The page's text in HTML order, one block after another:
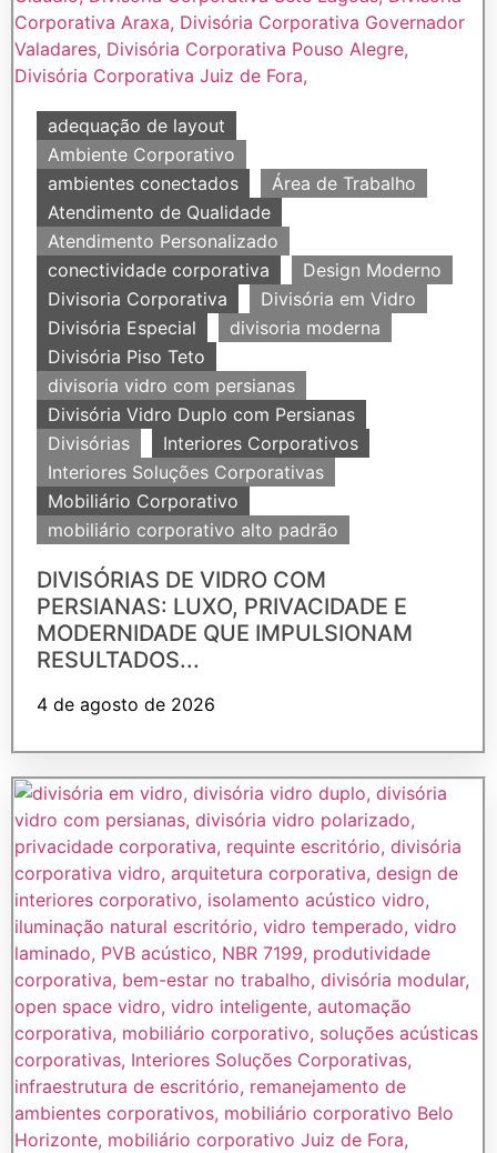
adequação de layout
Ambiente Corporativo
ambientes conectados
Área de Trabalho
Atendimento de Qualidade
Atendimento Personalizado
conectividade corporativa
Design Moderno
Divisoria Corporativa
Divisória em Vidro
Divisória Especial
divisoria moderna
Divisória Piso Teto
divisoria vidro com persianas
Divisória Vidro Duplo com Persianas
Divisórias
Interiores Corporativos
Interiores Soluções Corporativas
Mobiliário Corporativo
mobiliário corporativo alto padrão
DIVISÓRIAS DE VIDRO COM
PERSIANAS: LUXO, PRIVACIDADE E
MODERNIDADE QUE IMPULSIONAM
RESULTADOS...
4 de agosto de 2026